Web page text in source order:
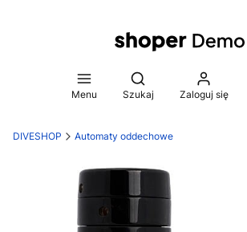
Menu
Otwórz wyszukiwarkę
Szukaj Zaloguj się
DIVESHOP Automaty oddechowe